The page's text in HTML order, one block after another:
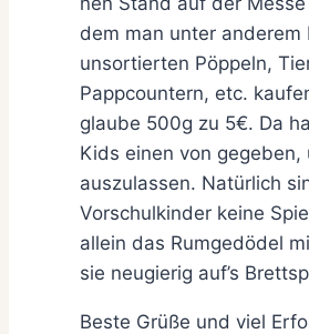
dem man unter
unsortierten Pöppeln,
Pappcountern, etc.
glaube 500g zu 5€. Da
Kids einen von gegeben,
auszulassen. Natürlich
Vorschulkinder keine
allein das Rumgedödel
sie neugierig auf’s
Beste Grüße und viel